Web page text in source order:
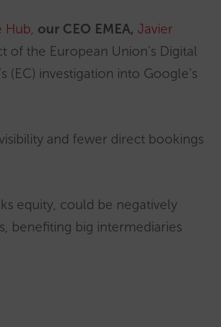
Hub, our CEO EMEA, Javier
of the European Union’s Digital
(EC) investigation into Google’s
and fewer direct bookings
equity, could be negatively
benefiting big intermediaries